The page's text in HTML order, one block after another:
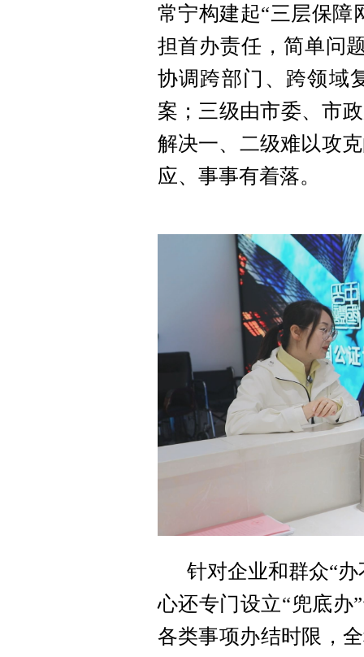
常宁构建起“三层保障
担首办责任，简单问
协调跨部门、跨领域
案；三级由市委、市
解决一、二级难以攻
应、事事有着落。
针对企业和群众“
心还专门设立“兜底办
各类事项办结时限，